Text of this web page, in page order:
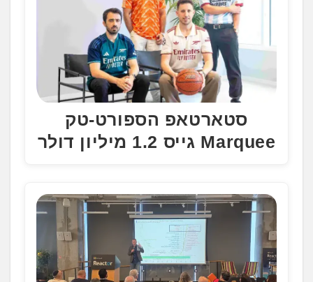
סטארטאפ הספורט-טק
Marquee גייס 1.2 מיליון דולר